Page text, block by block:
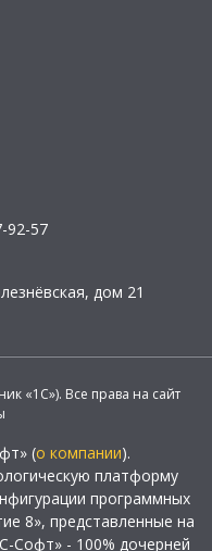
92-57
дом 21
«1С»). Все права на сайт
(о компании).
платформу
программных
8», представленные на
Софт» - 100% дочерней